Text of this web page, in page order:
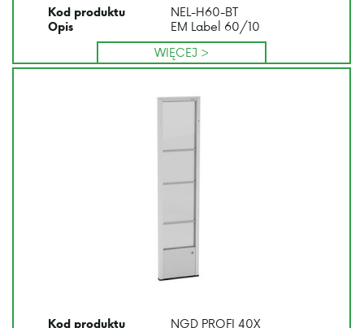
Kod produktu NEL-H60-BT
Opis
EM Label 60/10
WIĘCEJ >
Kod produktu
NGD PROFI 40X